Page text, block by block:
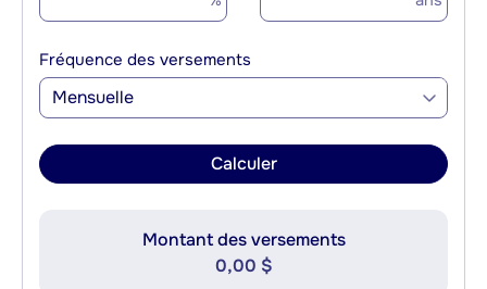
Fréquence des versements
Mensuelle
Calculer
Montant des versements
0,00 $